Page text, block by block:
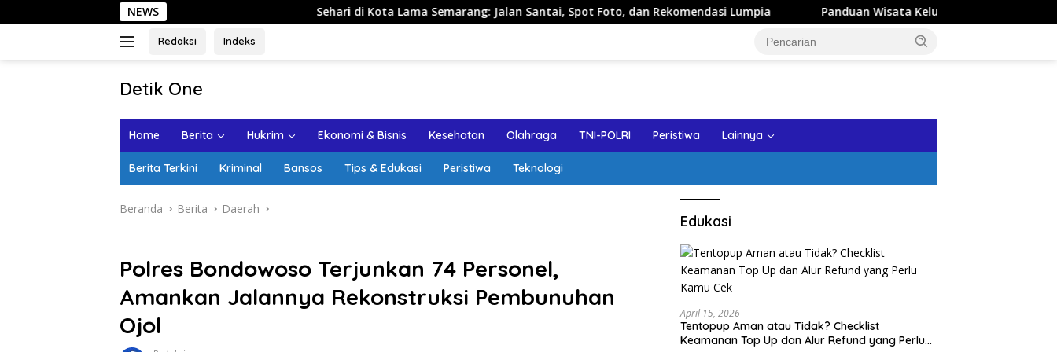
ke
NEWS Sehari di Kota Lama Semarang: Jalan Santai, Spot Foto, dan Rekomendasi Lumpia Panduan Wisata Keluarga ke Kota Batu: Itinerary
Redaksi Indeks
Detik One
Ungkap
Home Berita Hukrim Ekonomi & Bisnis Kesehatan Olahraga TNI-POLRI Peristiwa Lainnya
Berita Terkini Kriminal Bansos Tips & Edukasi Peristiwa Teknologi
Beranda Berita Daerah
Polres Bondowoso Terjunkan 74 Personel,
Amankan Jalannya Rekonstruksi Pembunuhan
Ojol
Edukasi
April 15, 2026
Tentopup Aman atau Tidak? Checklist
Keamanan Top Up dan Alur Refund yang Perlu